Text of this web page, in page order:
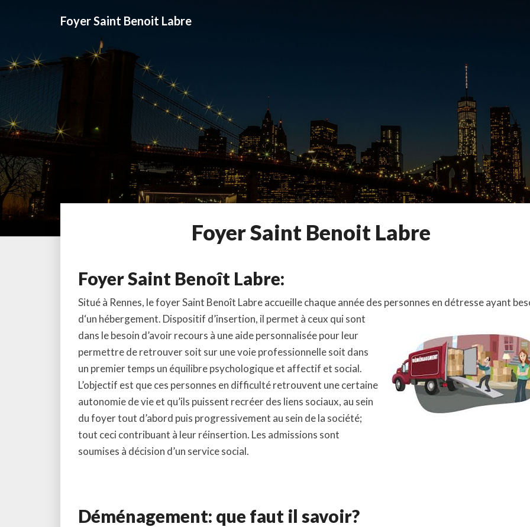
Foyer Saint Benoit Labre
Foyer
Saint
Foyer Saint Benoit Labre
Foyer Saint Benoît Labre:
Situé à Rennes, le foyer Saint Benoît Labre accueille chaque année des personnes en détresse ayant
d‘un hébergement. Dispositif d’insertion, il permet à ceux qui sont
dans le besoin d’avoir recours à une aide personnalisée pour leur
permettre de retrouver soit sur une voie professionnelle soit dans
un premier temps un équilibre psychologique et affectif et social.
L’objectif est que ces personnes en difficulté retrouvent une certaine
autonomie de vie et qu’ils puissent recréer des liens sociaux, au sein
du foyer tout d’abord puis progressivement au sein de la société;
tout ceci contribuant à leur réinsertion. Les admissions sont
soumises à décision d’un service social.
Déménagement: que faut il savoir?